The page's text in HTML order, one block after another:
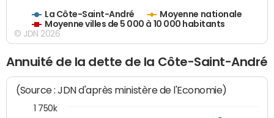
La Côte-Saint-André
Moyenne nationale
Moyenne villes de 5 000 à 10 000 habitants
© JDN 2026
Annuité de la dette de la Côte-Saint-André
(Source : JDN d'après ministère de l'Economie)
1 750k